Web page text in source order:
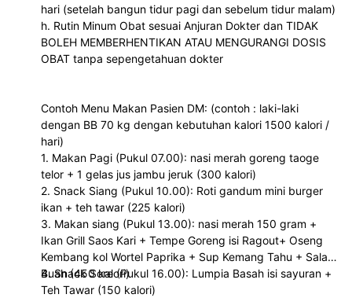
hari (setelah bangun tidur pagi dan sebelum tidur malam)
h. Rutin Minum Obat sesuai Anjuran Dokter dan TIDAK
BOLEH MEMBERHENTIKAN ATAU MENGURANGI DOSIS
OBAT tanpa sepengetahuan dokter
Contoh Menu Makan Pasien DM: (contoh : laki-laki
dengan BB 70 kg dengan kebutuhan kalori 1500 kalori /
hari)
1. Makan Pagi (Pukul 07.00): nasi merah goreng taoge
telor + 1 gelas jus jambu jeruk (300 kalori)
2. Snack Siang (Pukul 10.00): Roti gandum mini burger
ikan + teh tawar (225 kalori)
3. Makan siang (Pukul 13.00): nasi merah 150 gram +
Ikan Grill Saos Kari + Tempe Goreng isi Ragout+ Oseng
Kembang kol Wortel Paprika + Sup Kemang Tahu + Salad
Buah (450 kalori)
4. Snack Sore (Pukul 16.00): Lumpia Basah isi sayuran +
Teh Tawar (150 kalori)